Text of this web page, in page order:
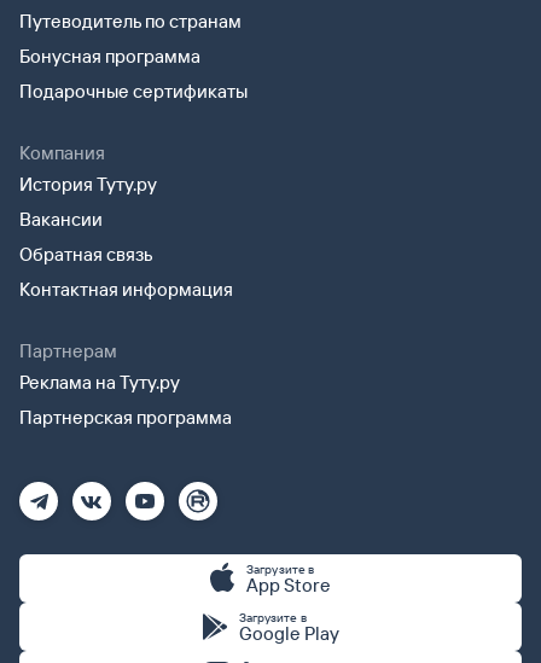
Путеводитель по странам
Бонусная программа
Подарочные сертификаты
Компания
История Туту.ру
Вакансии
Обратная связь
Контактная информация
Партнерам
Реклама на Туту.ру
Партнерская программа
Загрузите в
App Store
Загрузите в
Google Play